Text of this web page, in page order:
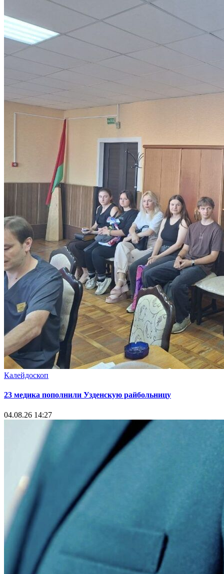
Калейдоскоп
23 медика пополнили Узденскую райбольницу
04.08.26 14:27